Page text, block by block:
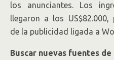
los anunciantes. Los
llegaron a los US$82.000,
de la publicidad ligada a
Buscar nuevas fuentes